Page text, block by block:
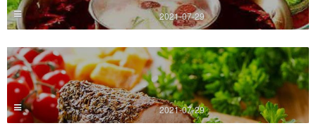
2021-07-29
2021-07-29